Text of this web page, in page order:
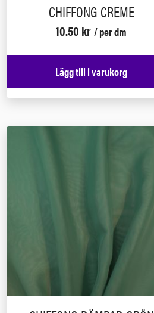
CHIFFONG CREME
10.50 kr / per dm
Lägg till i varukorg